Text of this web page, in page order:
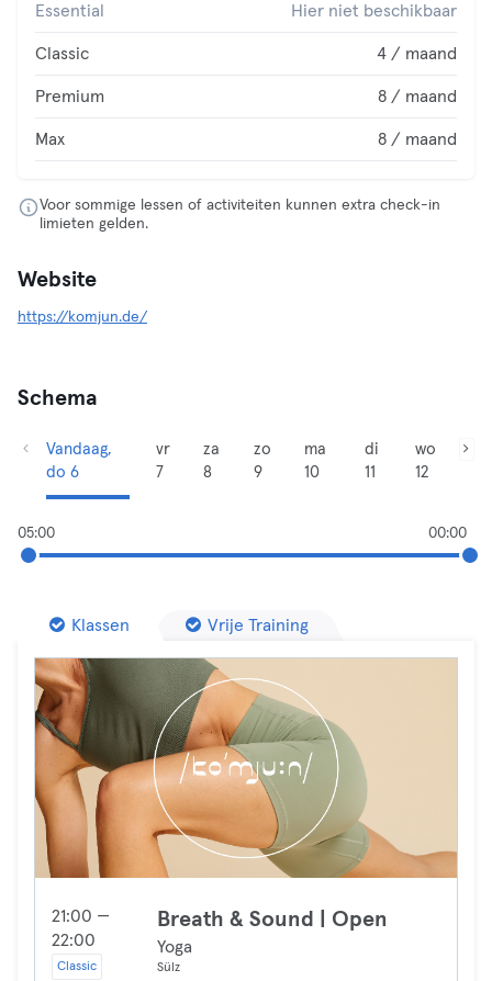
Essential Hier niet beschikbaar
Classic 4 / maand
Premium 8 / maand
Max 8 / maand
Voor sommige lessen of activiteiten kunnen extra check-in
limieten gelden.
Website
https://komjun.de/
Schema
Vandaag,
do 6
vr
7
za
8
zo
9
ma
10
di
11
wo
12
05:00 00:00
Klassen Vrije Training
21:00 —
22:00
Classic
Breath & Sound | Open
Yoga
Sülz